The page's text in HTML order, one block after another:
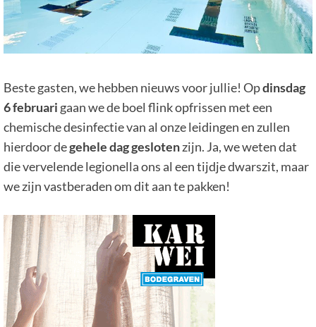
Beste gasten, we hebben nieuws voor jullie! Opdinsdag
6 februari gaan we de boel flink opfrissen met een
chemische desinfectie van al onze leidingen en zullen
hierdoor degehele dag geslotenzijn. Ja, we weten dat
die vervelende legionella ons al een tijdje dwarszit, maar
we zijn vastberaden om dit aan te pakken!